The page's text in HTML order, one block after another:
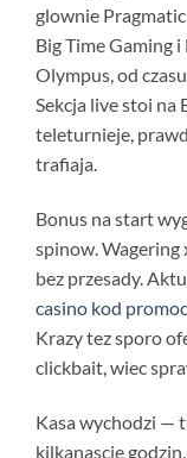
glownie
Big Time Gaming
Olympus, od
Sekcja live stoi
teleturnieje,
trafiaja.
Bonus na start
spinow. Wagering
bez przesady.
casino kod
Krazy tez sporo
clickbait, wiec
Kasa wychodzi —
kilkanascie